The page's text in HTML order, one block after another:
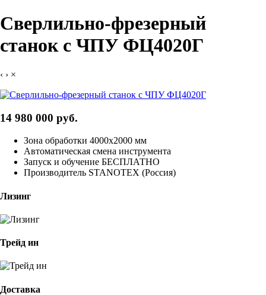
Сверлильно-фрезерный
станок с ЧПУ ФЦ4020Г
‹ › ×
14 980 000 руб.
Зона обработки 4000x2000 мм
Автоматическая смена инструмента
Запуск и обучение БЕСПЛАТНО
Производитель STANOTEX (Россия)
Лизинг
Трейд ин
Доставка